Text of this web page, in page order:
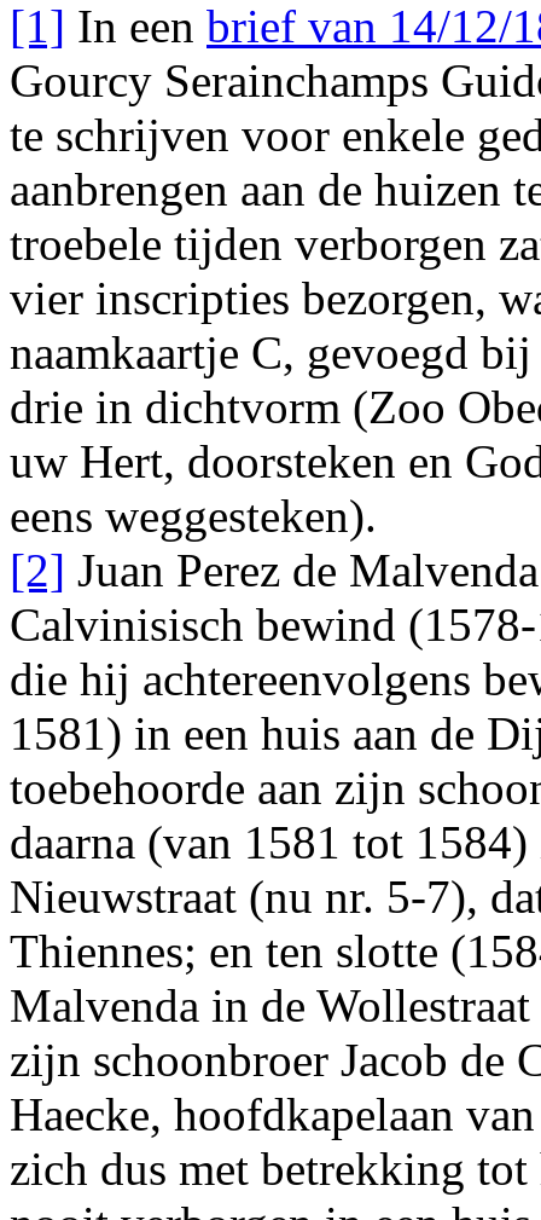
[1] In een brief van 14/12/
Gourcy Serainchamps
te schrijven voor enkele
aanbrengen aan de huizen
troebele tijden verborgen
vier inscripties bezorgen,
naamkaartje C, gevoegd
drie in dichtvorm (Zoo
uw Hert, doorsteken en
eens weggesteken).
[2] Juan Perez de
Calvinisisch bewind
die hij achtereenvolgens
1581) in een huis aan de
toebehoorde aan zijn
daarna (van 1581 tot
Nieuwstraat (nu nr. 5-7),
Thiennes; en ten slotte
Malvenda in de
zijn schoonbroer Jacob de
Haecke, hoofdkapelaan
zich dus met betrekking